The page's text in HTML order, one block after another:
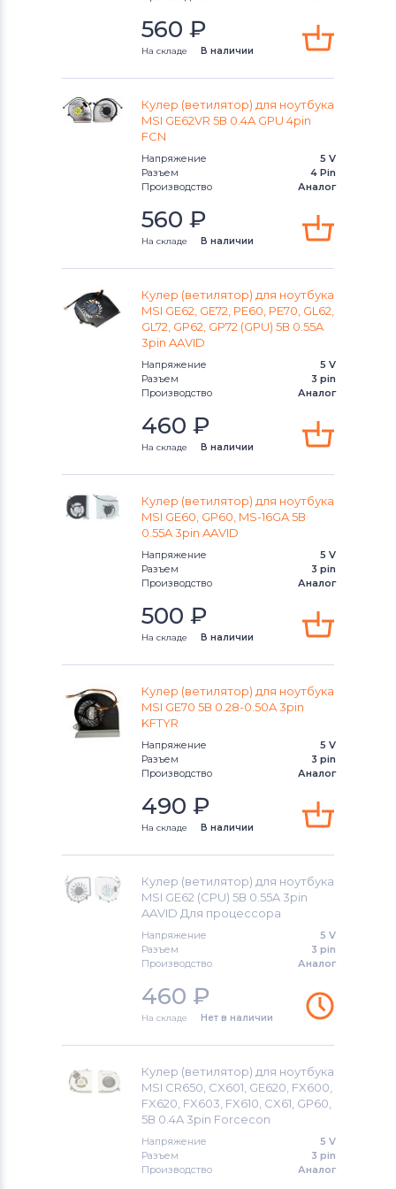
Вентиляторы (кулеры)FCN
Вентиляторы (кулеры)MSI
Вентиляторы (кулеры)
Вентиляторы (кулеры)Hasee
Вентиляторы (кулеры)IBM
Вентиляторы (кулеры)
Вентиляторы (кулеры)
Вентиляторы (кулеры)Samsung
Вентиляторы (кулеры)Fujitsu
Вентиляторы (кулеры)
Вентиляторы (кулеры)
Вентиляторы (кулеры)Haier
Вентиляторы (кулеры)
Вентиляторы (кулеры)
Вентиляторы (кулеры)iRu
Вентиляторы (кулеры)Toshiba
Вентиляторы (кулеры)
Вентиляторы (кулеры)
Универсальный
Вентиляторы (кулеры)Asus
Вентиляторы (кулеры)Alienware
Вентиляторы (кулеры)Casper
S Series
Wind Series
560 ₽
На складе В наличии
Кулер (ветилятор) для ноутбука
MSI GE62VR 5В 0.4A GPU 4pin
FCN
Напряжение
5 V
Разъем
4 Pin
Производство
Аналог
560 ₽
На складе В наличии
Кулер (ветилятор) для ноутбука
MSI GE62, GE72, PE60, PE70, GL62,
GL72, GP62, GP72 (GPU) 5В 0.55A
3pin AAVID
Напряжение
5 V
Разъем
3 pin
Производство
Аналог
460 ₽
На складе В наличии
Кулер (ветилятор) для ноутбука
MSI GE60, GP60, MS-16GA 5В
0.55A 3pin AAVID
Напряжение
5 V
Разъем
3 pin
Производство
Аналог
500 ₽
На складе В наличии
Кулер (ветилятор) для ноутбука
MSI GE70 5В 0.28-0.50A 3pin
KFTYR
Напряжение
5 V
Разъем
3 pin
Производство
Аналог
490 ₽
На складе В наличии
Кулер (ветилятор) для ноутбука
MSI GE62 (CPU) 5В 0.55A 3pin
AAVID Для процессора
Напряжение
5 V
Разъем
3 pin
Производство
Аналог
460 ₽
На складе Нет в наличии
Кулер (ветилятор) для ноутбука
MSI CR650, CX601, GE620, FX600,
FX620, FX603, FX610, CX61, GP60,
5В 0.4A 3pin Forcecon
Напряжение
5 V
Разъем
3 pin
Производство
Аналог